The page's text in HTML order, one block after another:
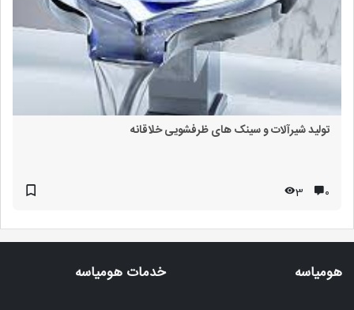
تولید شیرآلات و سینک های ظرفشویی خلاقانه
۰ 3
هومیاسه خدمات هومیاسه